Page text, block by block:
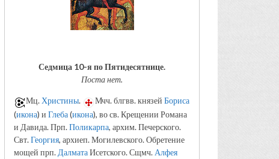
Седмица 10-я по Пятидесятнице.
Поста нет.
Мц. Христины. Мчч. блгвв. князей Бориса
(икона) и Глеба(икона), во св. Крещении Романа
и Давида. Прп.Поликарпа, архим. Печерского.
Свт.Георгия, архиеп. Могилевского. Обретение
мощей прп. ДалматаИсетского. Сщмч. Алфея